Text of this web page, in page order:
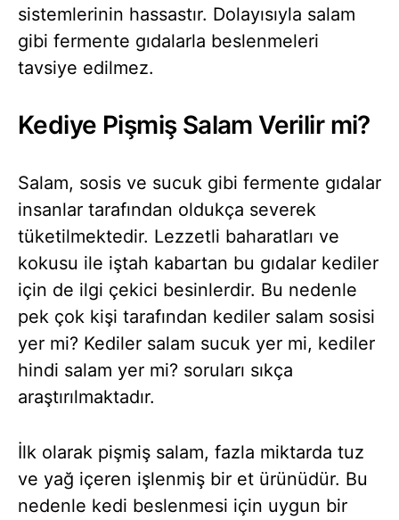
sistemlerinin hassastır. Dolayısıyla salam
gibi fermente gıdalarla beslenmeleri
tavsiye edilmez.
Kediye Pişmiş Salam Verilir mi?
Salam, sosis ve sucuk gibi fermente gıdalar
insanlar tarafından oldukça severek
tüketilmektedir. Lezzetli baharatları ve
kokusu ile iştah kabartan bu gıdalar kediler
için de ilgi çekici besinlerdir. Bu nedenle
pek çok kişi tarafından kediler salam sosisi
yer mi? Kediler salam sucuk yer mi, kediler
hindi salam yer mi? soruları sıkça
araştırılmaktadır.
İlk olarak pişmiş salam, fazla miktarda tuz
ve yağ içeren işlenmiş bir et ürünüdür. Bu
nedenle kedi beslenmesi için uygun bir